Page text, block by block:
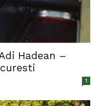
Hadean –
1